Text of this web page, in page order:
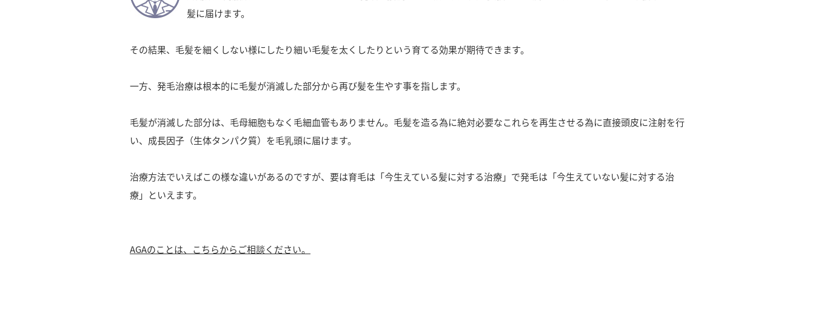
髪に届けます。
その結果、毛髪を細くしない様にしたり細い毛髪を太くしたりという育てる効果が期待できます。
一方、発毛治療は根本的に毛髪が消滅した部分から再び髪を生やす事を指します。
毛髪が消滅した部分は、毛母細胞もなく毛細血管もありません。毛髪を造る為に絶対必要なこれらを再生させる為に直接頭皮に注射を行
い、成長因子（生体タンパク質）を毛乳頭に届けます。
治療方法でいえばこの様な違いがあるのですが、要は育毛は「今生えている髪に対する治療」で発毛は「今生えていない髪に対する治
療」といえます。
AGAのことは、こちらからご相談ください。